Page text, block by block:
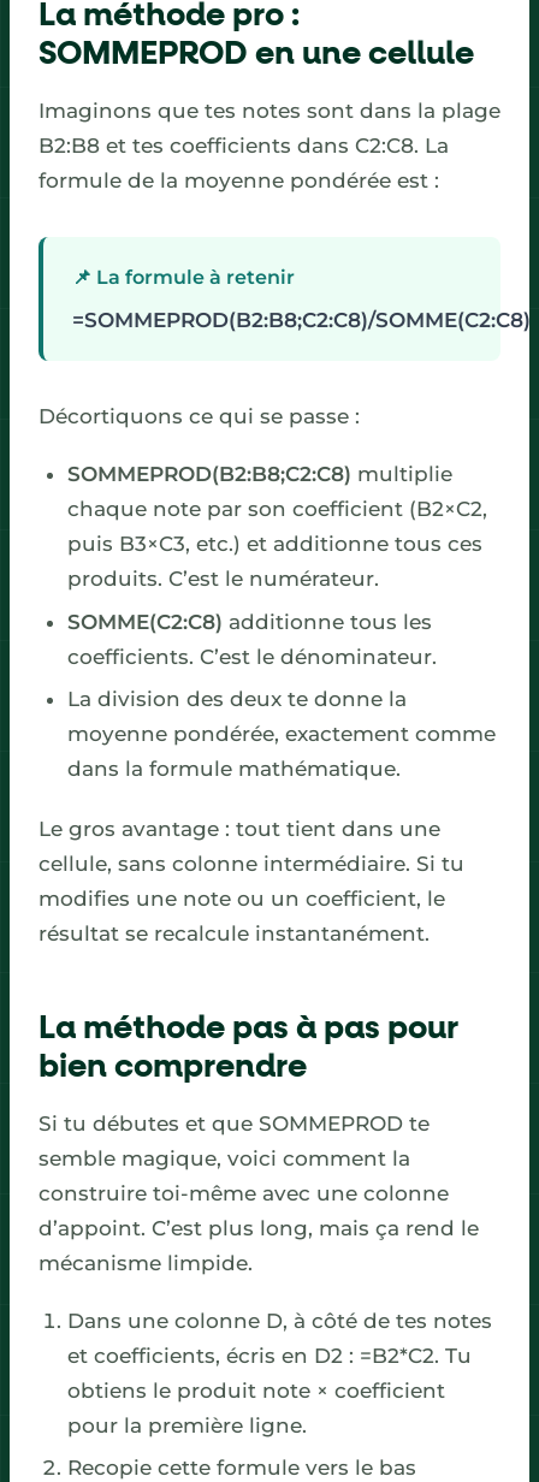
La méthode pro :
SOMMEPROD en une cellule
Imaginons que tes notes sont dans la plage
B2:B8 et tes coefficients dans C2:C8. La
formule de la moyenne pondérée est :
📌 La formule à retenir
=SOMMEPROD(B2:B8;C2:C8)/SOMME(C2:C8)
Décortiquons ce qui se passe :
SOMMEPROD(B2:B8;C2:C8) multiplie
chaque note par son coefficient (B2×C2,
puis B3×C3, etc.) et additionne tous ces
produits. C’est le numérateur.
SOMME(C2:C8) additionne tous les
coefficients. C’est le dénominateur.
La division des deux te donne la
moyenne pondérée, exactement comme
dans la formule mathématique.
Le gros avantage : tout tient dans une
cellule, sans colonne intermédiaire. Si tu
modifies une note ou un coefficient, le
résultat se recalcule instantanément.
La méthode pas à pas pour
bien comprendre
Si tu débutes et que SOMMEPROD te
semble magique, voici comment la
construire toi-même avec une colonne
d’appoint. C’est plus long, mais ça rend le
mécanisme limpide.
Dans une colonne D, à côté de tes notes
et coefficients, écris en D2 : =B2*C2. Tu
obtiens le produit note × coefficient
pour la première ligne.
Recopie cette formule vers le bas